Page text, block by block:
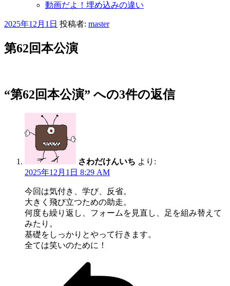
動画だよ！埋め込みの違い
投
日:
2025年12月1日 投稿者: master
第62回本公演
“第62回本公演” への3件の返信
さわだけんいち より:
2025年12月1日 8:29 AM
今回は気付き、学び、反省。
大きく飛び立つための助走。
何度も繰り返し、フォームを見直し、足を組み替えて
みたり。
基礎をしっかりとやって行きます。
全ては笑いのために！